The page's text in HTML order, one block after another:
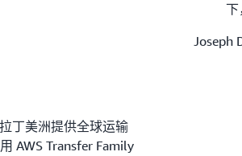
下
Joseph
丁美洲提供全球运输
AWS Transfer Family